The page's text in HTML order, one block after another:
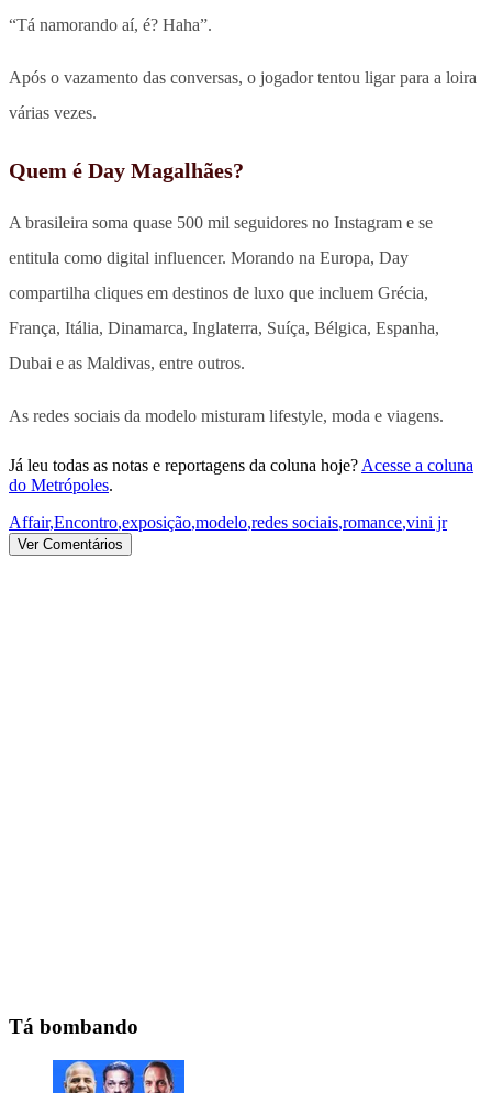
“Tá namorando aí, é? Haha”.
Após o vazamento das conversas, o jogador tentou ligar para a loira
várias vezes.
Quem é Day Magalhães?
A brasileira soma quase 500 mil seguidores no Instagram e se
entitula como digital influencer. Morando na Europa, Day
compartilha cliques em destinos de luxo que incluem Grécia,
França, Itália, Dinamarca, Inglaterra, Suíça, Bélgica, Espanha,
Dubai e as Maldivas, entre outros.
As redes sociais da modelo misturam lifestyle, moda e viagens.
Já leu todas as notas e reportagens da coluna hoje? Acesse a coluna
do Metrópoles.
Affair,Encontro,exposição,modelo,redes sociais,romance,vini jr
Ver Comentários
Tá bombando